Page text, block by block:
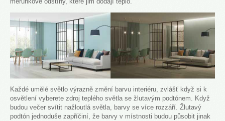
Každé umělé světlo výrazně změní barvu interiéru, zvlášť když si k
osvětlení vyberete zdroj teplého světla se žlutavým podtónem. Když
budou večer svítit nažloutlá světla, barvy se více rozzáří. Žlutavý
podtón jednoduše zapříčiní, že barvy v místnosti budou působit jinak